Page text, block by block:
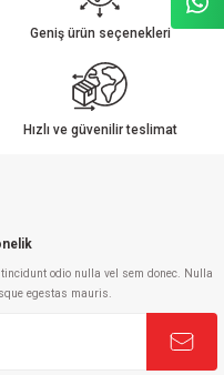
Geniş ürün seçenekleri
Hızlı ve güvenilir teslimat
odio nulla vel sem donec. Nulla
egestas mauris.